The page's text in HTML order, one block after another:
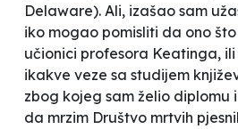
Delaware). Ali, izašao sam
iko mogao pomisliti da ono
učionici profesora Keatinga, ili
ikakve veze sa studijem
zbog kojeg sam želio diplomu
da mrzim Društvo mrtvih